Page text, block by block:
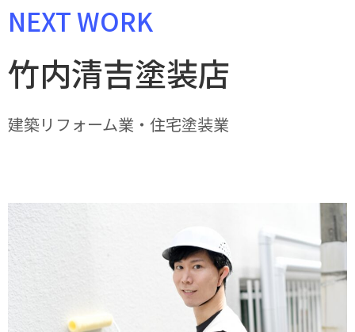
NEXT WORK
竹内清吉塗装店
建築リフォーム業・住宅塗装業